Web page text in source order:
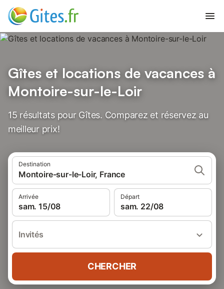
Gîtes et locations de vacances à
Montoire-sur-le-Loir
15 résultats pour Gîtes. Comparez et réservez au
meilleur prix!
Destination
Montoire-sur-le-Loir, France
Arrivée
sam. 15/08
Départ
sam. 22/08
Invités
CHERCHER